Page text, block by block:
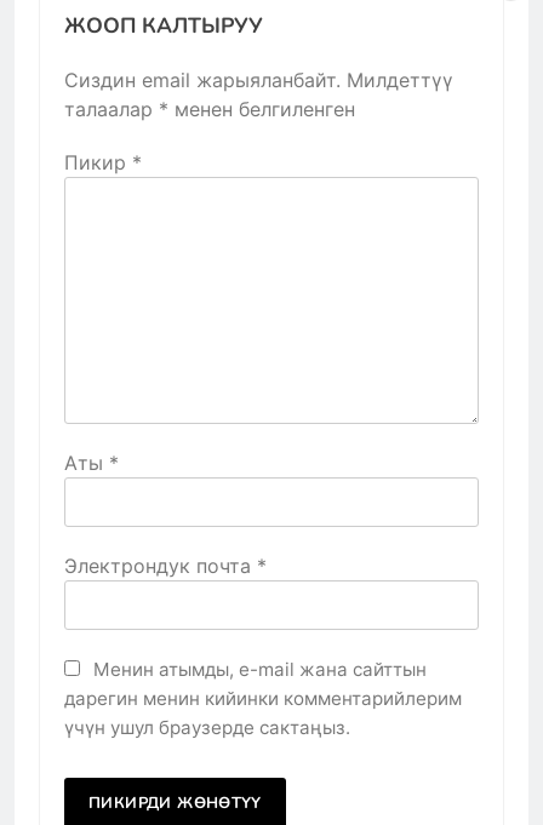
ЖООП КАЛТЫРУУ
Сиздин email жарыяланбайт. Милдеттүү
талаалар * менен белгиленген
Пикир *
Аты *
Электрондук почта *
Менин атымды, e-mail жана сайттын
дарегин менин кийинки комментарийлерим
үчүн ушул браузерде сактаңыз.